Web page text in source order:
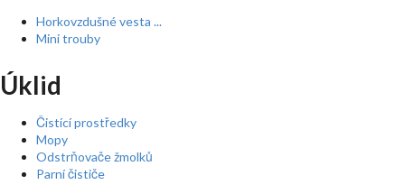
Horkovzdušné vesta ...
Mini trouby
Úklid
Čistící prostředky
Mopy
Odstrňovače žmolků
Parní čističe